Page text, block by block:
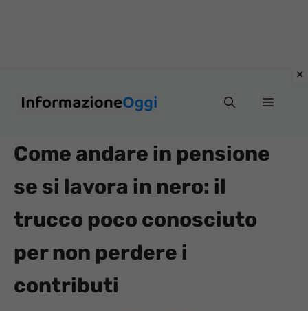
Menu
Come andare in pensione
se si lavora in nero: il
trucco poco conosciuto
per non perdere i
contributi